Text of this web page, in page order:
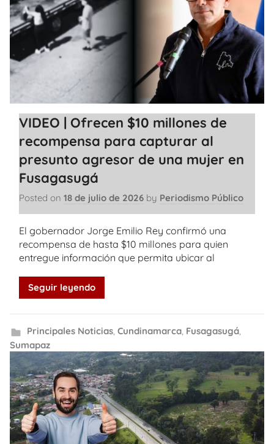
VIDEO | Ofrecen $10 millones de
recompensa para capturar al
presunto agresor de una mujer en
Fusagasugá
Posted on 18 de julio de 2026 by Periodismo Público
El gobernador Jorge Emilio Rey confirmó una
recompensa de hasta $10 millones para quien
entregue información que permita ubicar al
Seguir leyendo
Principales Noticias, Cundinamarca, Fusagasugá,
Sumapaz